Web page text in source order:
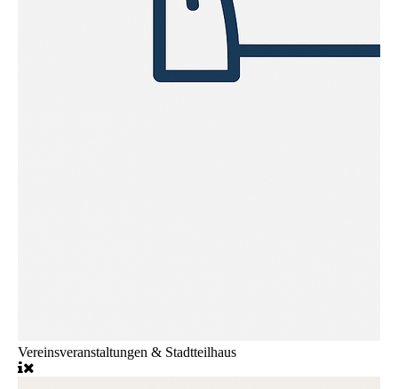
Vereinsveranstaltungen & Stadtteilhaus